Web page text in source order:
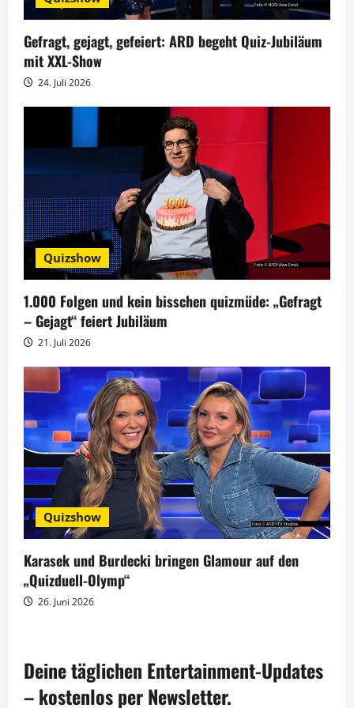
i
g
a
t
i
o
n
Gefragt, gejagt, gefeiert: ARD begeht Quiz-Jubiläum
mit XXL-Show
24. Juli 2026
Quizshow
1.000 Folgen und kein bisschen quizmüde: „Gefragt
– Gejagt“ feiert Jubiläum
21. Juli 2026
Quizshow
Karasek und Burdecki bringen Glamour auf den
„Quizduell-Olymp“
26. Juni 2026
Deine täglichen Entertainment-Updates
– kostenlos per Newsletter.